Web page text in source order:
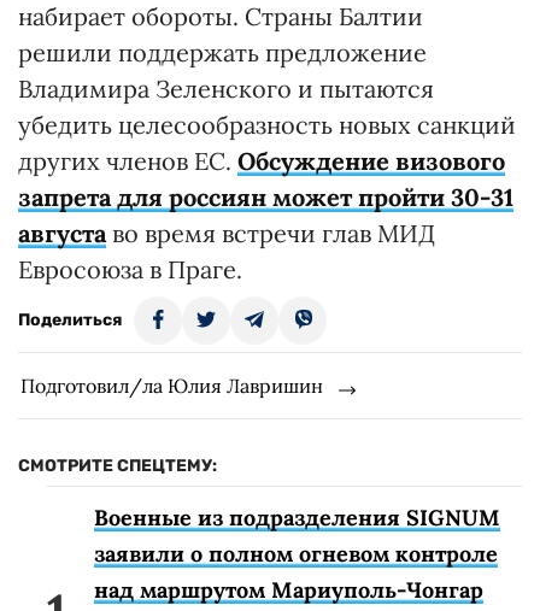
набирает обороты. Страны Балтии
решили поддержать предложение
Владимира Зеленского и пытаются
убедить целесообразность новых санкций
других членов ЕС. Обсуждение визового
запрета для россиян может пройти 30-31
августаво время встречи глав МИД
Евросоюза в Праге.
Поделиться
Подготовил/ла Юлия Лавришин
СМОТРИТЕ СПЕЦТЕМУ:
Военные из подразделения SIGNUM
заявили о полном огневом контроле
над маршрутом Мариуполь-Чонгар